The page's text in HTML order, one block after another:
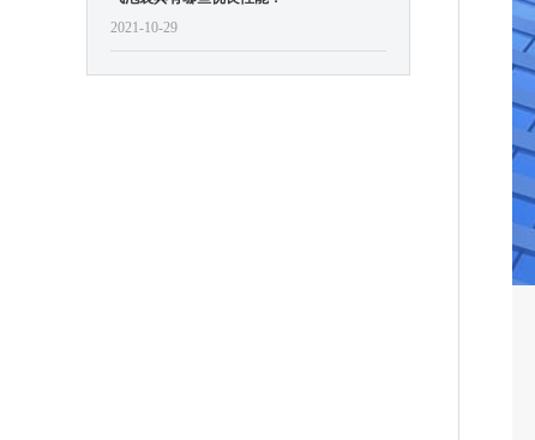
2021-10-29